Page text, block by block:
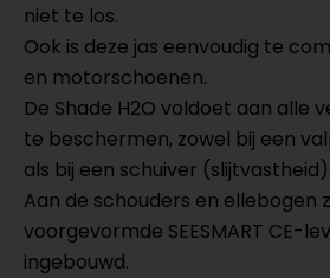
niet te los.
Ook is deze jas eenvoudig te
en motorschoenen.
De Shade H2O voldoet aan alle
te beschermen, zowel bij een
als bij een schuiver (slijtvastheid).
Aan de schouders en ellebogen
voorgevormde SEESMART CE-
ingebouwd.